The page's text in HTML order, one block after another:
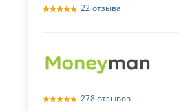
22 отзыва
278 отзывов